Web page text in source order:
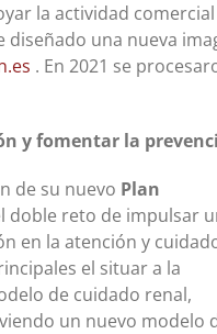
la actividad comercial
diseñado una nueva
. En 2021 se
y fomentar la
de su nuevo Plan
doble reto de impulsar
en la atención y
el situar a la
de cuidado renal,
un nuevo modelo